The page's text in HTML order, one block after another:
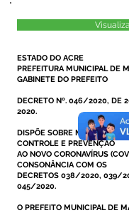
ESTADO DO ACRE
PREFEITURA MUNICIPAL DE
GABINETE DO PREFEITO
DECRETO Nº. 046/2020, DE
2020.
DISPÕE SOBRE MEDIDAS
CONTROLE E PREVENÇÃO
AO NOVO CORONAVÍRUS
CONSONÂNCIA COM OS
DECRETOS 038/2020, 039/
045/2020.
O PREFEITO MUNICIPAL DE